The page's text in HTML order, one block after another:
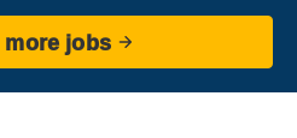
jobs